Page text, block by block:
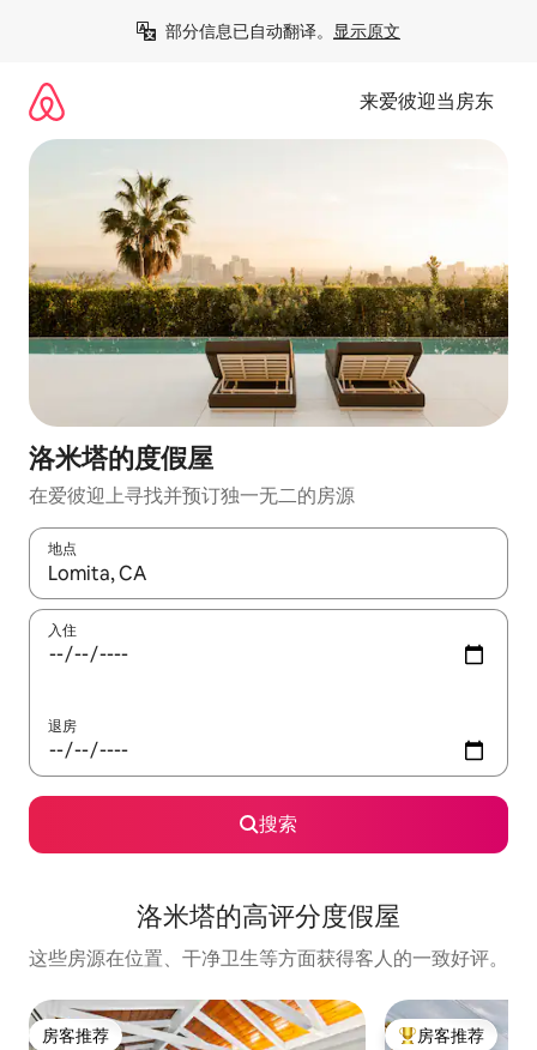
部分信息已自动翻译。 显示原文
来爱彼迎当房东
洛米塔的度假屋
在爱彼迎上寻找并预订独一无二的房源
地点
如有搜索结果，请使用上下方向键查看，或通过点击或滑动手势
入住
退房
搜索
洛米塔的高评分度假屋
这些房源在位置、干净卫生等方面获得客人的一致好评。
房客推荐 房客推荐